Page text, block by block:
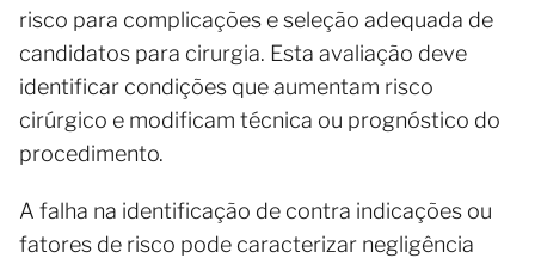
risco para complicações e seleção adequada de
candidatos para cirurgia. Esta avaliação deve
identificar condições que aumentam risco
cirúrgico e modificam técnica ou prognóstico do
procedimento.
A falha na identificação de contra indicações ou
fatores de risco pode caracterizar negligência